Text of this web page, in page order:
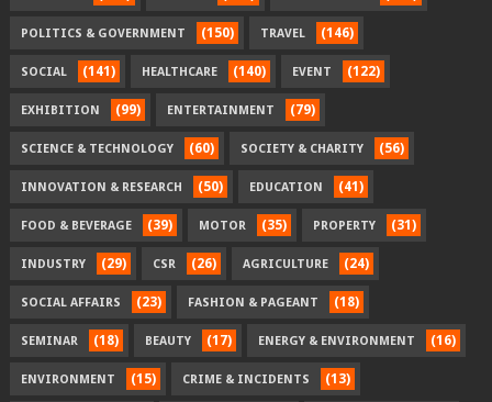
POLITICS & GOVERNMENT (150) TRAVEL (146)
SOCIAL (141) HEALTHCARE (140) EVENT (122)
EXHIBITION (99) ENTERTAINMENT (79)
SCIENCE & TECHNOLOGY (60) SOCIETY & CHARITY (56)
INNOVATION & RESEARCH (50) EDUCATION (41)
FOOD & BEVERAGE (39) MOTOR (35) PROPERTY (31)
INDUSTRY (29) CSR (26) AGRICULTURE (24)
SOCIAL AFFAIRS (23) FASHION & PAGEANT (18)
SEMINAR (18) BEAUTY (17) ENERGY & ENVIRONMENT (16)
ENVIRONMENT (15) CRIME & INCIDENTS (13)